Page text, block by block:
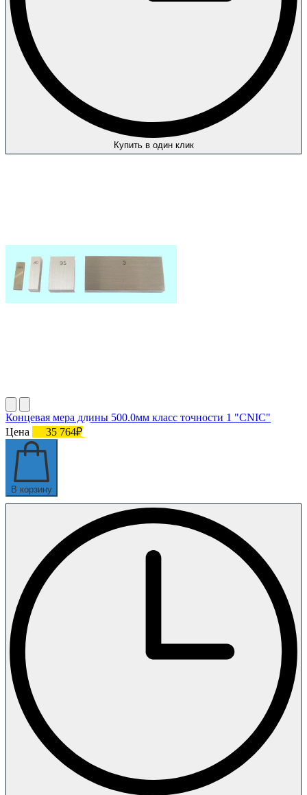
Купить в один клик
Концевая мера длины 500.0мм класс точности 1 "CNIC"
Цена
35 764₽
В корзину